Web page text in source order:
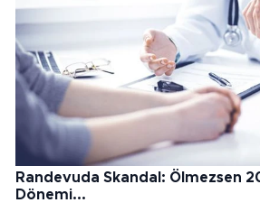
Randevuda Skandal: Ölmezsen
Dönemi...